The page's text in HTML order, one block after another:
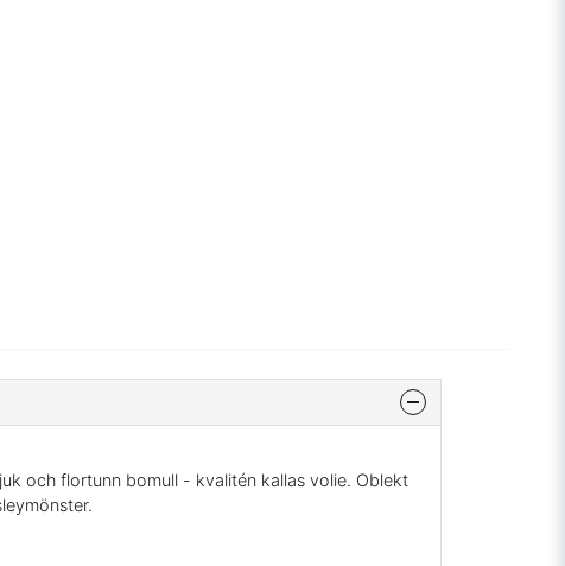
och flortunn bomull - kvalitén kallas volie. Oblekt